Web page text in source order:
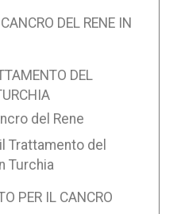
DEL RENE IN
DEL
del Rene
Trattamento del
Turchia
PER IL CANCRO